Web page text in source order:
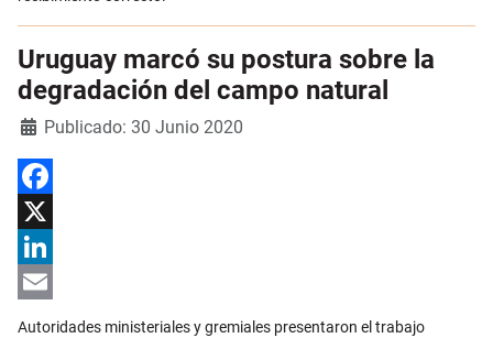
Uruguay marcó su postura sobre la
degradación del campo natural
DetallesPublicado: 30 Junio 2020
Facebook
X
LinkedIn
Autoridades ministeriales y gremiales presentaron el trabajo